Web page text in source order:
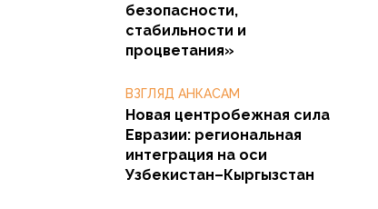
безопасности,
стабильности и
процветания»
ВЗГЛЯД АНКАСАМ
Новая центробежная сила
Евразии: региональная
интеграция на оси
Узбекистан–Кыргызстан